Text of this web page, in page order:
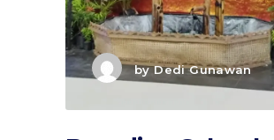
byDedi Gunawan